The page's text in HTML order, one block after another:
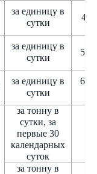
за единицу в
сутки
за единицу в
сутки
5
за единицу в
сутки
6
за тонну в
сутки, за
первые 30
календарных
суток
за тонну в